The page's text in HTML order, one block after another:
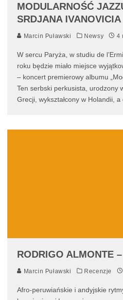
MODULARNOŚĆ
SRDJANA IVANOVICIA
Marcin Puławski Newsy 4
W sercu Paryża, w studiu de
roku będzie miało miejsce
– koncert premierowy albumu
Ten serbski perkusista, urodzony
Grecji, wykształcony w Holandii,
RODRIGO ALMONTE
Marcin Puławski Recenzje
Afro-peruwiańskie i andyjskie